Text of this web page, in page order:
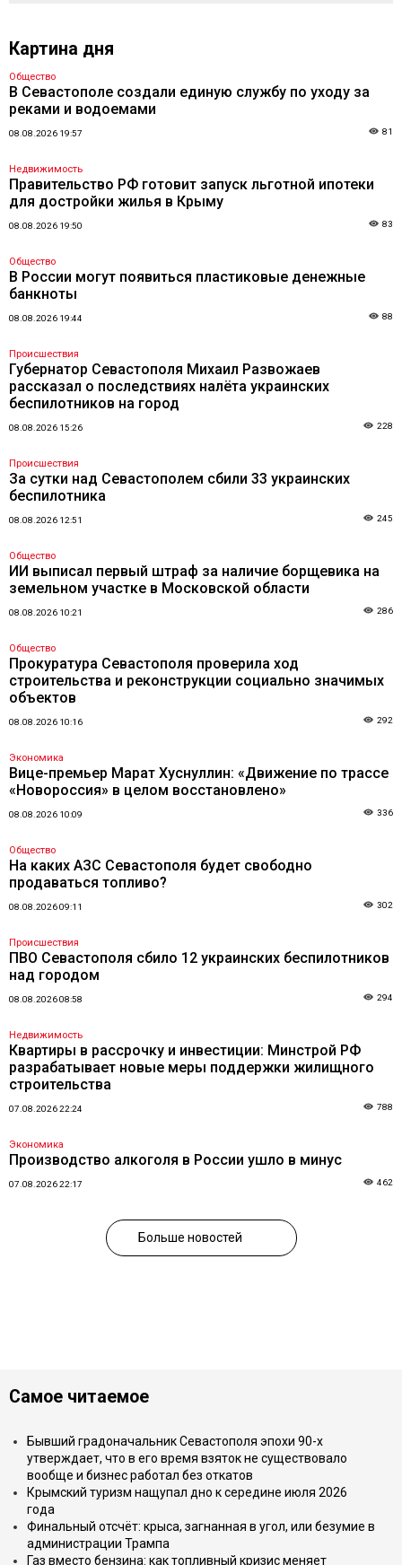
Картина дня
Общество
В Севастополе создали единую службу по уходу за
реками и водоемами
08.08.2026 19:57 81
Недвижимость
Правительство РФ готовит запуск льготной ипотеки
для достройки жилья в Крыму
08.08.2026 19:50 83
Общество
В России могут появиться пластиковые денежные
банкноты
08.08.2026 19:44 88
Происшествия
Губернатор Севастополя Михаил Развожаев
рассказал о последствиях налёта украинских
беспилотников на город
08.08.2026 15:26 228
Происшествия
За сутки над Севастополем сбили 33 украинских
беспилотника
08.08.2026 12:51 245
Общество
ИИ выписал первый штраф за наличие борщевика на
земельном участке в Московской области
08.08.2026 10:21 286
Общество
Прокуратура Севастополя проверила ход
строительства и реконструкции социально значимых
объектов
08.08.2026 10:16 292
Экономика
Вице-премьер Марат Хуснуллин: «Движение по трассе
«Новороссия» в целом восстановлено»
08.08.2026 10:09 336
Общество
На каких АЗС Севастополя будет свободно
продаваться топливо?
08.08.2026 09:11 302
Происшествия
ПВО Севастополя сбило 12 украинских беспилотников
над городом
08.08.2026 08:58 294
Недвижимость
Квартиры в рассрочку и инвестиции: Минстрой РФ
разрабатывает новые меры поддержки жилищного
строительства
07.08.2026 22:24 788
Экономика
Производство алкоголя в России ушло в минус
07.08.2026 22:17 462
Больше новостей
Самое читаемое
Бывший градоначальник Севастополя эпохи 90-х
утверждает, что в его время взяток не существовало
вообще и бизнес работал без откатов
Крымский туризм нащупал дно к середине июля 2026
года
Финальный отсчёт: крыса, загнанная в угол, или безумие в
администрации Трампа
Газ вместо бензина: как топливный кризис меняет